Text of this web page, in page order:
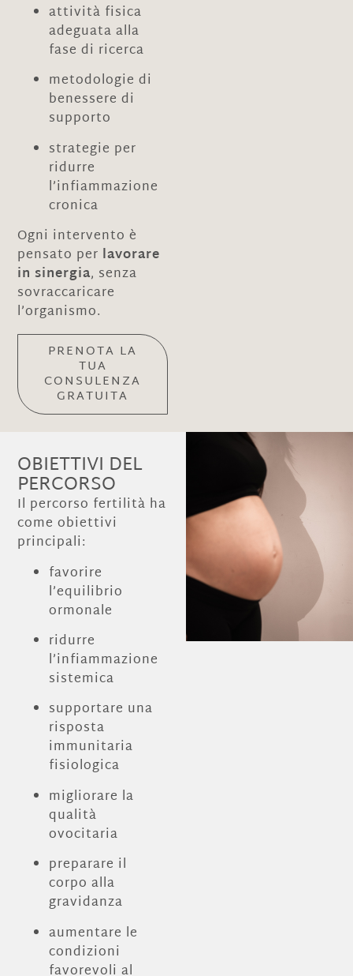
PRENOTA LA
TUA
CONSULENZA
GRATUITA
attività fisica
adeguata alla
fase di ricerca
metodologie di
benessere di
supporto
strategie per
ridurre
l’infiammazione
cronica
Ogni intervento è
pensato per lavorare
in sinergia, senza
sovraccaricare
l’organismo.
OBIETTIVI DEL
PERCORSO
Il percorso fertilità ha
come obiettivi
principali:
favorire
l’equilibrio
ormonale
ridurre
l’infiammazione
sistemica
supportare una
risposta
immunitaria
fisiologica
migliorare la
qualità
ovocitaria
preparare il
corpo alla
gravidanza
aumentare le
condizioni
favorevoli al